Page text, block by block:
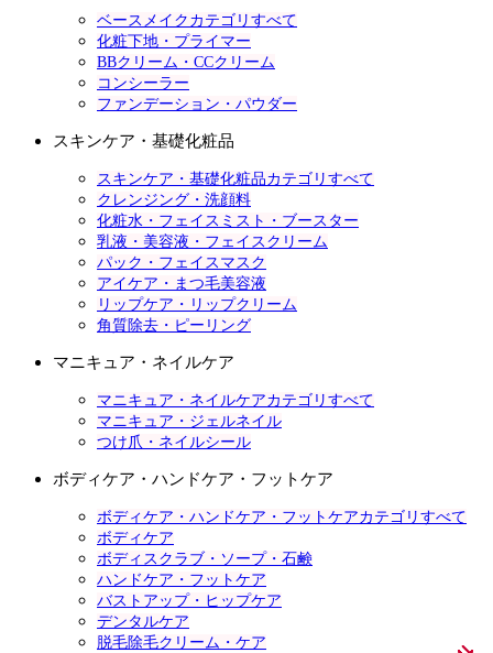
ベースメイクカテゴリすべて
化粧下地・プライマー
BBクリーム・CCクリーム
コンシーラー
ファンデーション・パウダー
スキンケア・基礎化粧品
スキンケア・基礎化粧品カテゴリすべて
クレンジング・洗顔料
化粧水・フェイスミスト・ブースター
乳液・美容液・フェイスクリーム
パック・フェイスマスク
アイケア・まつ毛美容液
リップケア・リップクリーム
角質除去・ピーリング
マニキュア・ネイルケア
マニキュア・ネイルケアカテゴリすべて
マニキュア・ジェルネイル
つけ爪・ネイルシール
ボディケア・ハンドケア・フットケア
ボディケア・ハンドケア・フットケアカテゴリすべて
ボディケア
ボディスクラブ・ソープ・石鹸
ハンドケア・フットケア
バストアップ・ヒップケア
デンタルケア
脱毛除毛クリーム・ケア